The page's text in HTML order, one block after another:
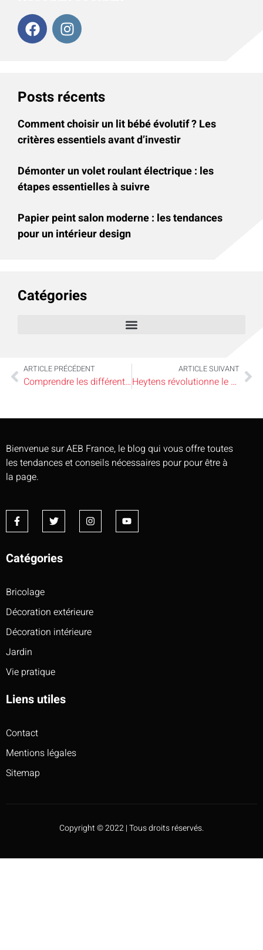
Posts récents
Comment choisir un lit bébé évolutif ? Les
critères essentiels avant d’investir
Démonter un volet roulant électrique : les
étapes essentielles à suivre
Papier peint salon moderne : les tendances
pour un intérieur design
Catégories
ARTICLE PRÉCÉDENT
Comprendre les différents types d’écrous pour des assemblages durables
ARTICLE SUIVANT
Heytens révolutionne le store californien avec ses créations sur mesure
Bienvenue sur AEB France, le blog qui vous offre toutes
les tendances et conseils nécessaires pour pour être à
la page.
Catégories
Bricolage
Décoration extérieure
Décoration intérieure
Jardin
Vie pratique
Liens utiles
Contact
Mentions légales
Sitemap
Copyright © 2022 | Tous droits réservés.